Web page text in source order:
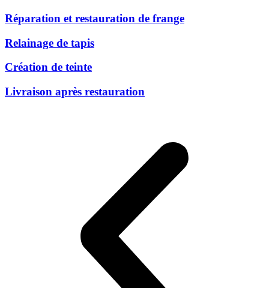
Réparation et restauration de frange
Relainage de tapis
Création de teinte
Livraison après restauration